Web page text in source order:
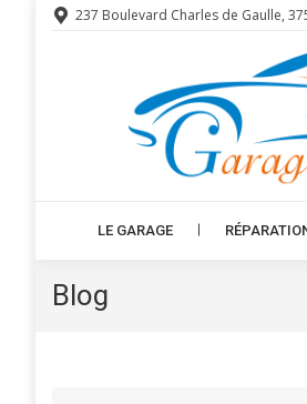
237 Boulevard Charles de Gaulle,
LE GARAGE
Blog